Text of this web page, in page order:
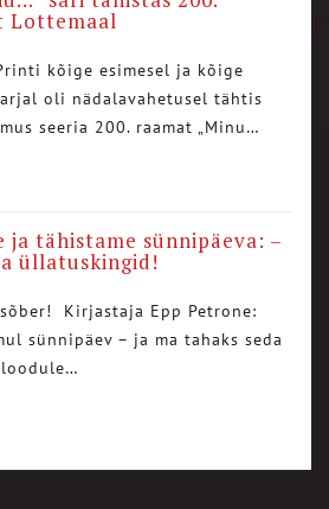
Lottemaal
kõige esimesel ja kõige
oli nädalavahetusel tähtis
seeria 200. raamat „Minu…
ja tähistame sünnipäeva: –
üllatuskingid!
Kirjastaja Epp Petrone:
sünnipäev – ja ma tahaks seda
loodule…